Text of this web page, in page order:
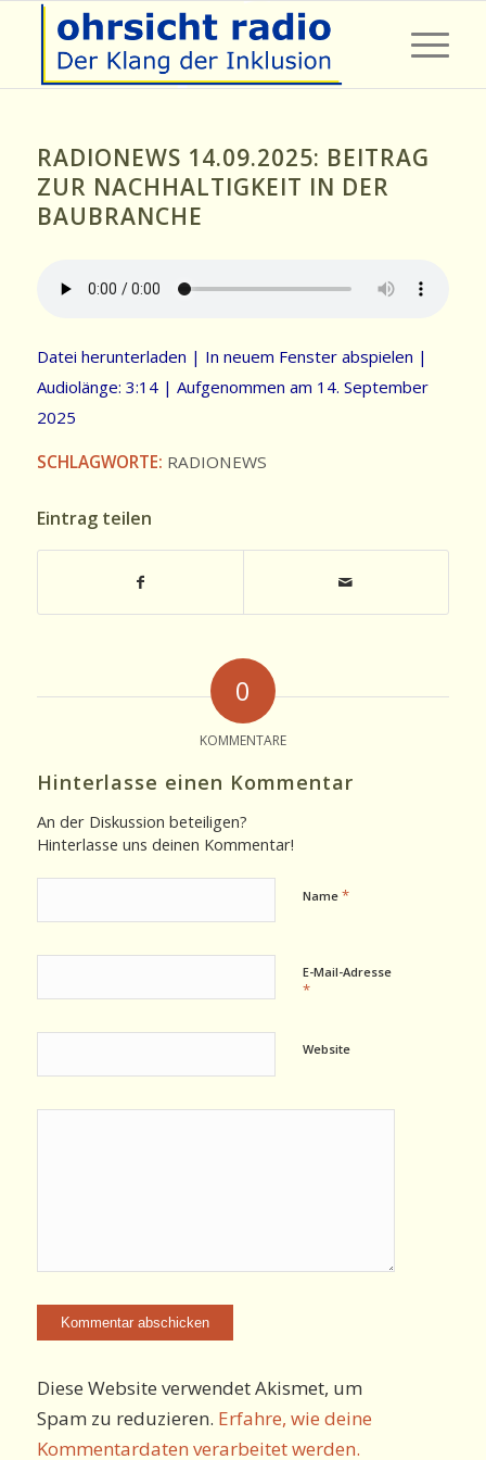
RADIONEWS 14.09.2025: BEITRAG
ZUR NACHHALTIGKEIT IN DER
BAUBRANCHE
Datei herunterladen | In neuem Fenster abspielen |
Audiolänge: 3:14| Aufgenommen am 14. September
2025
SCHLAGWORTE: RADIONEWS
Eintrag teilen
0
KOMMENTARE
Hinterlasse einen Kommentar
An der Diskussion beteiligen?
Hinterlasse uns deinen Kommentar!
Name *
E-Mail-Adresse
*
Website
Diese Website verwendet Akismet, um
Spam zu reduzieren. Erfahre, wie deine
Kommentardaten verarbeitet werden.